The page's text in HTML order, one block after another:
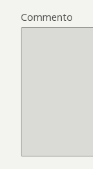
Commento